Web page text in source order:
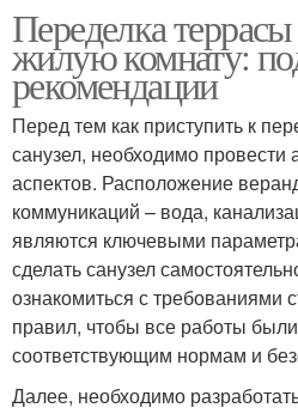
Переделка
жилую комнату:
рекомендации
Перед тем как приступить к
санузел, необходимо провести
аспектов. Расположение
коммуникаций – вода,
являются ключевыми
сделать санузел
ознакомиться с требованиями
правил, чтобы все работы
соответствующим нормам и
Далее, необходимо